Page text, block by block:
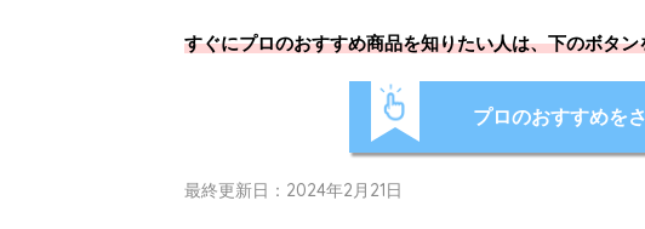
すぐにプロのおすすめ商品を知りたい人は、下のボタ
プロのおすすめを
最終更新日：2024年2月21日